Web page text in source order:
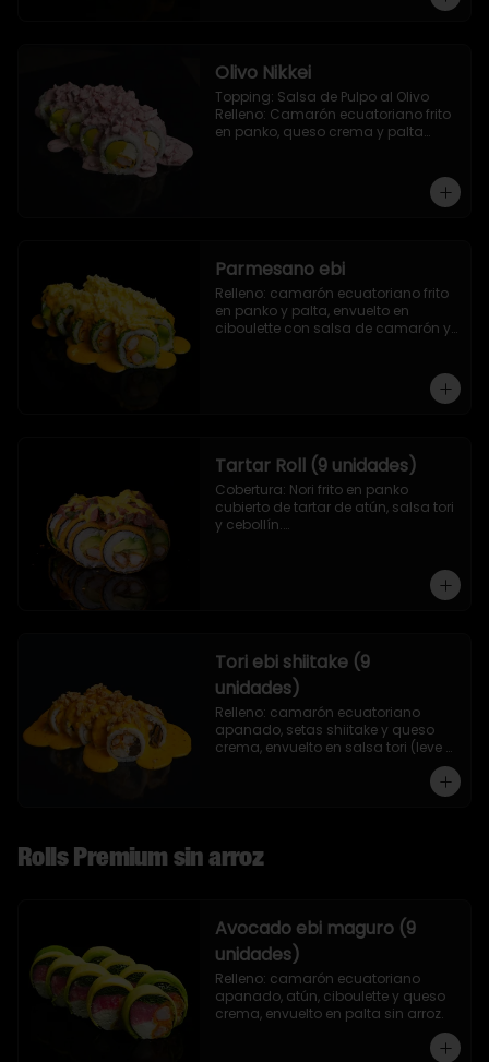
Olivo Nikkei
Topping: Salsa de Pulpo al Olivo
Relleno: Camarón ecuatoriano frito
en panko, queso crema y palta
Parmesano ebi
Relleno: camarón ecuatoriano frito
en panko y palta, envuelto en
ciboulette con salsa de camarón y
Tartar Roll (9 unidades)
Cobertura: Nori frito en panko
cubierto de tartar de atún, salsa tori
y cebollín.
Tori ebi shiitake (9
unidades)
Relleno: camarón ecuatoriano
apanado, setas shiitake y queso
crema, envuelto en salsa tori (leve
Rolls Premium sin arroz
Avocado ebi maguro (9
unidades)
Relleno: camarón ecuatoriano
apanado, atún, ciboulette y queso
crema, envuelto en palta sin arroz.